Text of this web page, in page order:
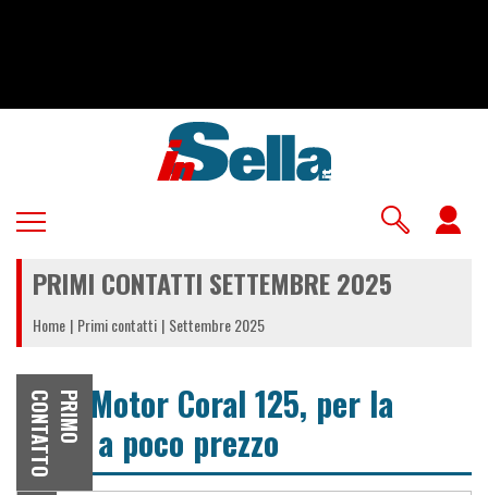
PRIMI CONTATTI SETTEMBRE 2025
Home Primi contatti Settembre 2025
P
R
I
M
O
C
O
N
T
A
T
T
O
Lem Motor Coral 125, per la
città a poco prezzo